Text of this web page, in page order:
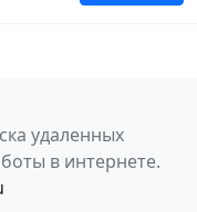
удаленных
в интернете.